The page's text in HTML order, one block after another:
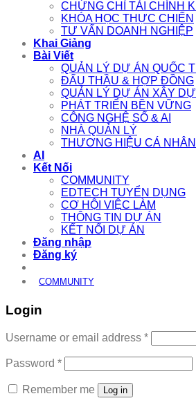
CHỨNG CHỈ TÀI CHÍNH
KHÓA HỌC THỰC CHIẾN
TƯ VẤN DOANH NGHIỆP
Khai Giảng
Bài Viết
QUẢN LÝ DỰ ÁN QUỐC
ĐẤU THẦU & HỢP ĐỒNG
QUẢN LÝ DỰ ÁN XÂY
PHÁT TRIỂN BỀN VỮNG
CÔNG NGHỆ SỐ & AI
NHÀ QUẢN LÝ
THƯƠNG HIỆU CÁ NHÂN
AI
Kết Nối
COMMUNITY
EDTECH TUYỂN DỤNG
CƠ HỘI VIỆC LÀM
THÔNG TIN DỰ ÁN
KẾT NỐI DỰ ÁN
Đăng nhập
Đăng ký
COMMUNITY
Login
Username or email address *Required
Password *Required
Remember me Log in